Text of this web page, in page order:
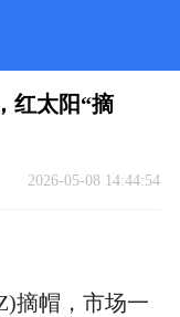
红太阳“摘
2026-05-08 14:44:54
摘帽，市场一